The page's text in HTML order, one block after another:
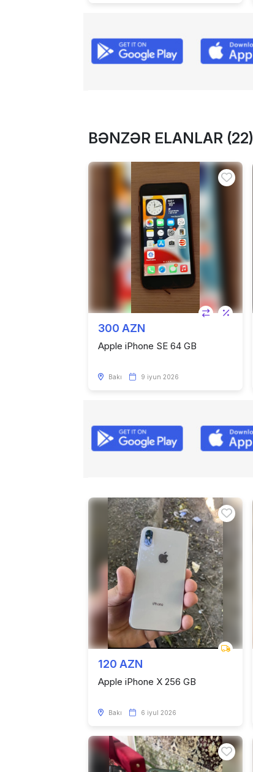
BƏNZƏR ELANLAR (22)
300 AZN
Apple iPhone SE 64 GB
Bakı 9 iyun 2026
120 AZN
Apple iPhone X 256 GB
Bakı 6 iyul 2026